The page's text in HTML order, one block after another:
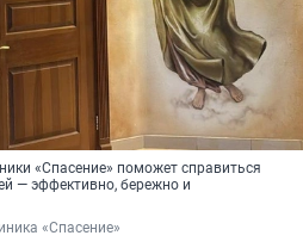
«Спасение» поможет справиться
— эффективно, бережно и
«Спасение»